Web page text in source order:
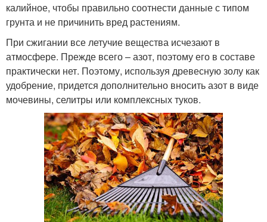
калийное, чтобы правильно соотнести данные с типом
грунта и не причинить вред растениям.
При сжигании все летучие вещества исчезают в
атмосфере. Прежде всего – азот, поэтому его в составе
практически нет. Поэтому, используя древесную золу как
удобрение, придется дополнительно вносить азот в виде
мочевины, селитры или комплексных туков.